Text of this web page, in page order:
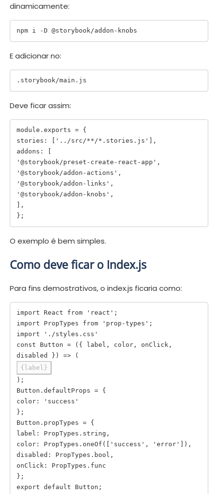
dinamicamente:
E adicionar no:
Deve ficar assim:
module.exports = {
stories: ['../src/**/*.stories.js'],
addons: [
'@storybook/preset-create-react-app',
'@storybook/addon-actions',
'@storybook/addon-links',
'@storybook/addon-knobs',
],
O exemplo é bem simples.
Como deve ficar o Index.js
Para fins demostrativos, o index.js ficaria como:
import React from 'react';
import PropTypes from 'prop-types';
import './styles.css'
const Button = ({ label, color, onClick,
{label}
);
Button.defaultProps = {
color: 'success'
};
Button.propTypes = {
label: PropTypes.string,
color: PropTypes.oneOf(['success', 'error']),
disabled: PropTypes.bool,
onClick: PropTypes.func
};